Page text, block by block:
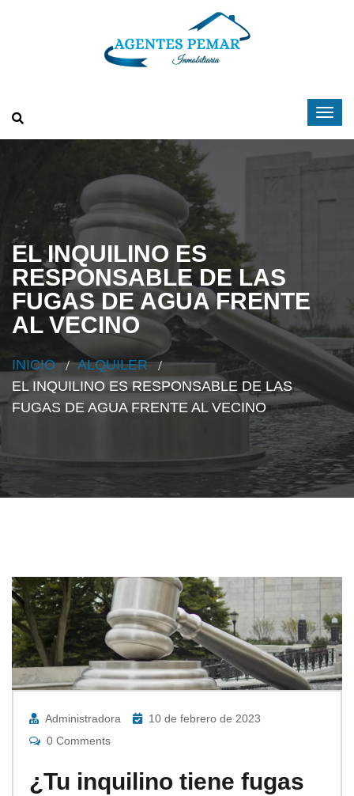
EL INQUILINO ES
RESPONSABLE DE LAS
FUGAS DE AGUA FRENTE
AL VECINO
INICIO
ALQUILER
EL INQUILINO ES RESPONSABLE DE LAS
FUGAS DE AGUA FRENTE AL VECINO
Administradora
10 de febrero de 2023
0 Comments
¿Tu inquilino tiene fugas